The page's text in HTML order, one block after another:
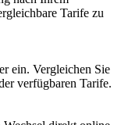
Tarife zu
ein. Vergleichen Sie
verfügbaren Tarife.